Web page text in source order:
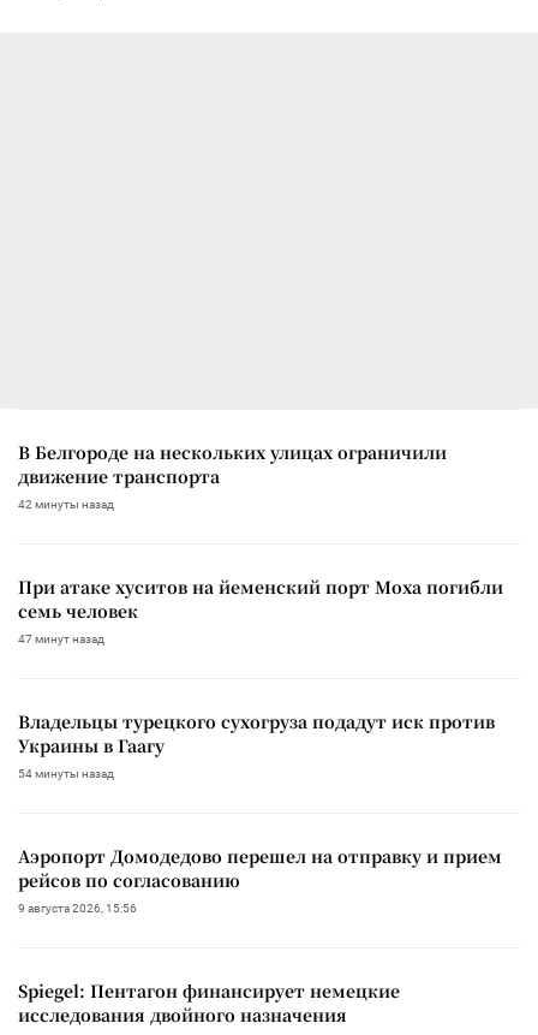
В Белгороде на нескольких улицах ограничили
движение транспорта
42 минуты назад
При атаке хуситов на йеменский порт Моха погибли
семь человек
47 минут назад
Владельцы турецкого сухогруза подадут иск против
Украины в Гаагу
54 минуты назад
Аэропорт Домодедово перешел на отправку и прием
рейсов по согласованию
9 августа 2026, 15:56
Spiegel: Пентагон финансирует немецкие
исследования двойного назначения